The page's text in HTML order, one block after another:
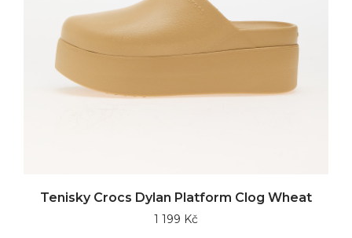
Tenisky Crocs Dylan Platform Clog Wheat
1 199 Kč